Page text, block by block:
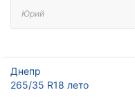
Юрий
Днепр
265/35 R18 лето